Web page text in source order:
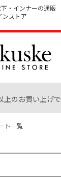
・インナーの通販
ンストア
上のお買い上げで
ト一覧